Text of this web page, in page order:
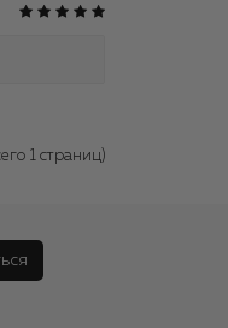
1 страниц)